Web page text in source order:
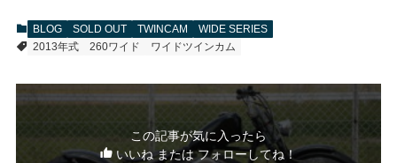
BLOG SOLD OUT TWINCAM
WIDE SERIES
2013年式
260ワイド ワイドツインカム
この記事が気に入ったら
いいね または フォローしてね！